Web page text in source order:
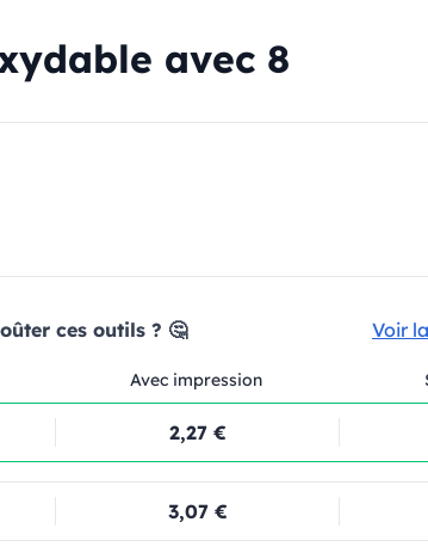
avec 8
ces outils ? 🤔 Voir
Avec impression
2,27 €
3,07 €